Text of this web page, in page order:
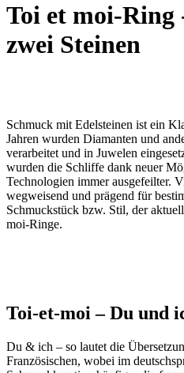
Toi et moi-
zwei Steinen
Schmuck mit Edelsteinen ist ein
Jahren wurden Diamanten und
verarbeitet und in Juwelen
wurden die Schliffe dank neuer
Technologien immer ausgefeilter.
wegweisend und prägend für
Schmuckstück bzw. Stil, der
moi-Ringe.
Toi-et-moi – Du und
Du & ich – so lautet die
Französischen, wobei im